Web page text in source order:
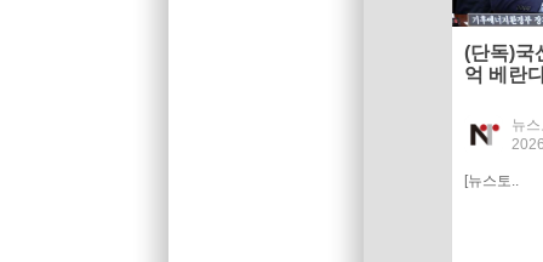
(단독)국
억 베란
뉴
[뉴스토..